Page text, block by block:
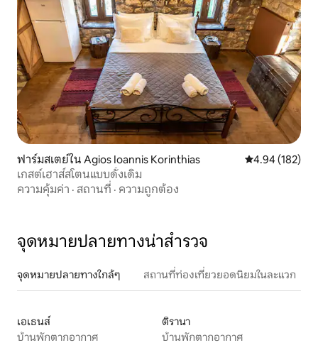
ฟาร์มสเตย์ใน Agios Ioannis Korinthias คะแนนเฉลี่ย
4.94 (182)
เกสต์เฮาส์สโตนแบบดั้งเดิม
ความคุ้มค่า · สถานที่ · ความถูกต้อง
จุดหมายปลายทางน่าสำรวจ
จุดหมายปลายทางใกล้ๆ สถานที่ท่องเที่ยวยอดนิยมในละแวก
เอเธนส์
บ้านพักตากอากาศ
ติรานา
บ้านพักตากอากาศ